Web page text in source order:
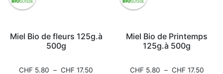
Miel Bio de fleurs 125g.à
500g
CHF 5.80 – CHF 17.50
Miel Bio de Printemps
125g.à 500g
CHF 5.80 – CHF 17.50